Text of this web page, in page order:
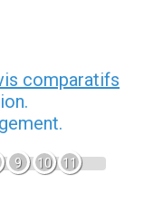
comparatifs
9 10 11